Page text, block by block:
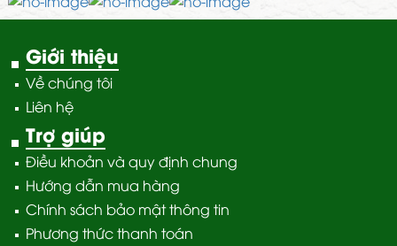
Giới thiệu
Về chúng tôi
Liên hệ
Trợ giúp
Điều khoản và quy định chung
Hướng dẫn mua hàng
Chính sách bảo mật thông tin
Phương thức thanh toán